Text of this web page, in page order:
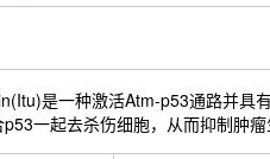
是一种激活Atm-p53通路并具
一起去杀伤细胞，从而抑制肿